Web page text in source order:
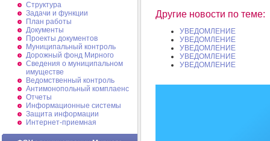
Структура
Задачи и функции
План работы
Документы
Проекты документов
Муниципальный контроль
Дорожный фонд Мирного
Cведения о муниципальном
имуществе
Ведомственный контроль
Антимонопольный комплаенс
Отчеты
Информационные системы
Защита информации
Интернет-приемная
Другие новости по теме:
УВЕДОМЛЕНИЕ
УВЕДОМЛЕНИЕ
УВЕДОМЛЕНИЕ
УВЕДОМЛЕНИЕ
УВЕДОМЛЕНИЕ